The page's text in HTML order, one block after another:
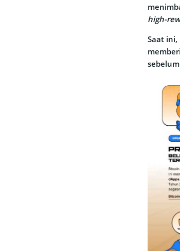
high-
Saat ini,